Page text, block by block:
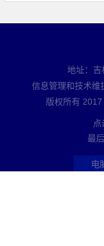
地址：吉
信息管理和技术维
版权所有
点
最
电